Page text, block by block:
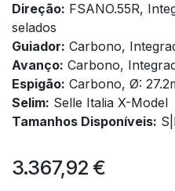
Direção: FSANO.55R,
selados
Guiador: Carbono,
Avanço: Carbono,
Espigão: Carbono, Ø:
Selim: Selle Italia X-Model
Tamanhos Disponíveis:
3.367,92 €